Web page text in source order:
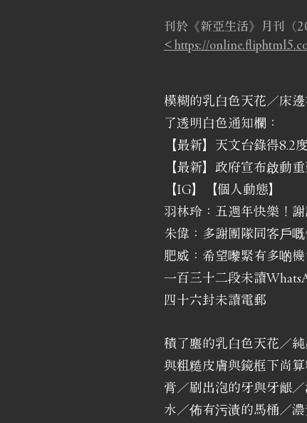
刊於《新亞生活》月刊（
< https://
模糊的乳白色天花／床
了透明白色通知欄：
【最新】天文台錄得8.2
【最新】政府宣布啟動
【IG】【個人動態】
羽林玲：五週年快樂！
朱偉：多謝團隊同客戶
肥威：希望嚟緊有多啲
一百三十二段未讀
四十六封未讀電郵
積了塵的乳白色天花／
與粗糙皮膚與鏡框下尚
膏／刷出泡的牙與牙齦
水／佈有污漬的馬桶／